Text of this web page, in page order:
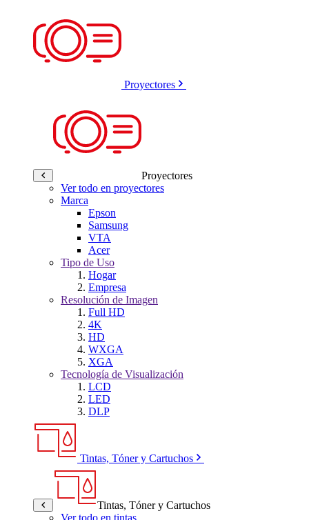
Proyectores
Proyectores
Ver todo en proyectores
Marca
Epson
Samsung
VTA
Acer
Tipo de Uso
Hogar
Empresa
Resolución de Imagen
Full HD
4K
HD
WXGA
XGA
Tecnología de Visualización
LCD
LED
DLP
Tintas, Tóner y Cartuchos
Tintas, Tóner y Cartuchos
Ver todo en tintas